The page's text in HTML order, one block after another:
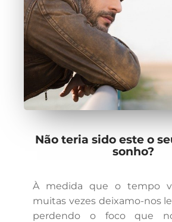
Não teria sido este o
sonho?
À medida que o tempo
muitas vezes deixamo-nos
perdendo o foco que